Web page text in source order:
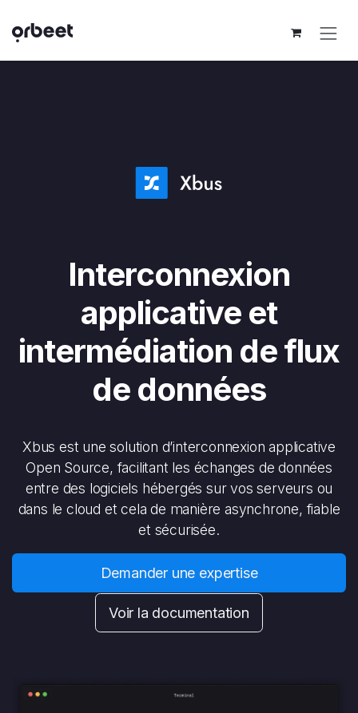
Interconnexion
applicative et
intermédiation de flux
de données
Xbus est une solution d’interconnexion applicative
Open Source, facilitant les échanges de données
entre des logiciels hébergés sur vos serveurs ou
dans le cloud et cela de manière asynchrone, fiable
et sécurisée.
Demander une expertise
Voir la documentation